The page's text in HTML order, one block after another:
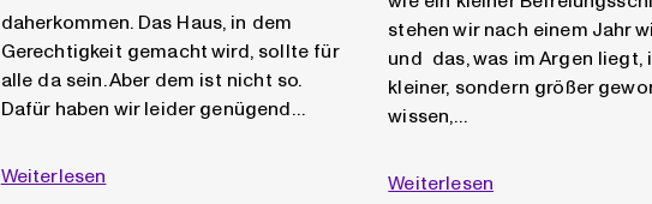
daherkommen. Das Haus, in dem
Gerechtigkeit gemacht wird, sollte für
alle da sein. Aber dem ist nicht so.
Dafür haben wir leider genügend…
Weiterlesen
stehen wir nach einem Jahr
und das, was im Argen liegt,
kleiner, sondern größer
wissen,…
Weiterlesen